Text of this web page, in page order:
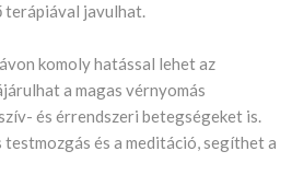
terápiával javulhat.
komoly hatással lehet az
a magas vérnyomás
és érrendszeri betegségeket is.
és a meditáció, segíthet a